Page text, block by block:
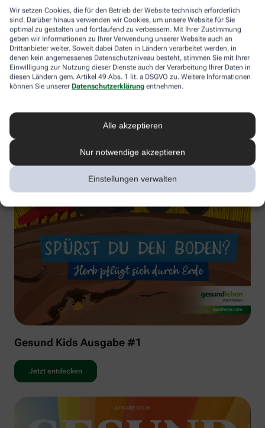
Wir setzen Cookies, die für den Betrieb der Website technisch erforderlich
sind. Darüber hinaus verwenden wir Cookies, um unsere Website für Sie
optimal zu gestalten und fortlaufend zu verbessern. Mit Ihrer Zustimmung
geben wir Informationen zu Ihrer Verwendung unserer Website auch an
Drittanbieter weiter. Soweit dabei Daten in Ländern verarbeitet werden, in
denen kein angemessenes Datenschutzniveau besteht, stimmen Sie mit Ihrer
Einwilligung zur Nutzung dieser Dienste auch der Verarbeitung Ihrer Daten in
diesen Ländern gem. Artikel 49 Abs. 1 lit. a DSGVO zu. Weitere Informationen
können Sie unserer Datenschutzerklärung entnehmen.
Alle akzeptieren
Nur notwendige akzeptieren
Einstellungen verwalten
Gesund Kids Ausgabe #1
Jetzt entdecken